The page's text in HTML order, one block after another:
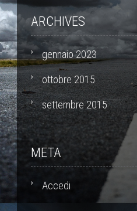
ARCHIVES
gennaio 2023
ottobre 2015
settembre 2015
META
Accedi